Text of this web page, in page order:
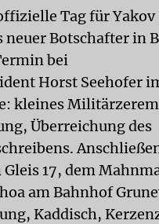
Tag für
neuer Botschafter in
bei
Horst Seehofer
kleines
Überreichung des
17, dem
am Bahnhof
Kaddisch,